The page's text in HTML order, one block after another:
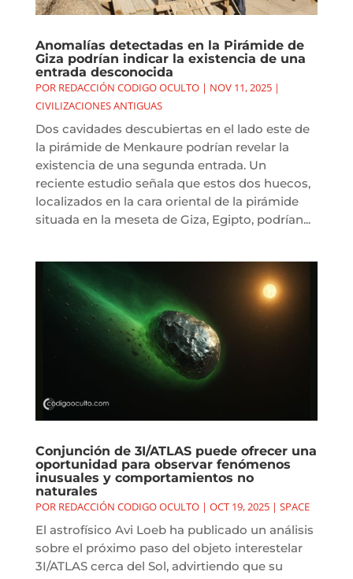
Anomalías detectadas en la Pirámide de
Giza podrían indicar la existencia de una
entrada desconocida
POR REDACCIÓN CODIGO OCULTO| NOV 11, 2025|
CIVILIZACIONES ANTIGUAS
Dos cavidades descubiertas en el lado este de
la pirámide de Menkaure podrían revelar la
existencia de una segunda entrada. Un
reciente estudio señala que estos dos huecos,
localizados en la cara oriental de la pirámide
situada en la meseta de Giza, Egipto, podrían...
Conjunción de 3I/ATLAS puede ofrecer una
oportunidad para observar fenómenos
inusuales y comportamientos no
naturales
POR REDACCIÓN CODIGO OCULTO| OCT 19, 2025| SPACE
El astrofísico Avi Loeb ha publicado un análisis
sobre el próximo paso del objeto interestelar
3I/ATLAS cerca del Sol, advirtiendo que su